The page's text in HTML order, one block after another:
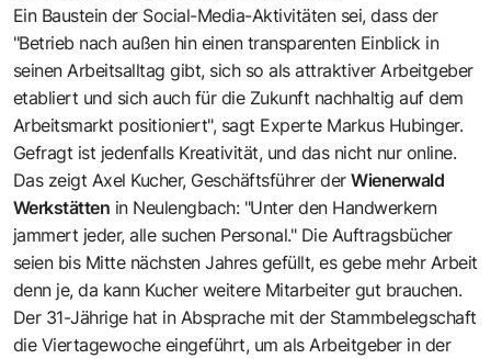
Ein Baustein der Social-Media-Aktivitäten sei, dass der
"Betrieb nach außen hin einen transparenten Einblick in
seinen Arbeitsalltag gibt, sich so als attraktiver Arbeitgeber
etabliert und sich auch für die Zukunft nachhaltig auf dem
Arbeitsmarkt positioniert", sagt Experte Markus Hubinger.
Gefragt ist jedenfalls Kreativität, und das nicht nur online.
Das zeigt Axel Kucher, Geschäftsführer derWienerwald
Werkstätten in Neulengbach: "Unter den Handwerkern
jammert jeder, alle suchen Personal." Die Auftragsbücher
seien bis Mitte nächsten Jahres gefüllt, es gebe mehr Arbeit
denn je, da kann Kucher weitere Mitarbeiter gut brauchen.
Der 31-Jährige hat in Absprache mit der Stammbelegschaft
die Viertagewoche eingeführt, um als Arbeitgeber in der